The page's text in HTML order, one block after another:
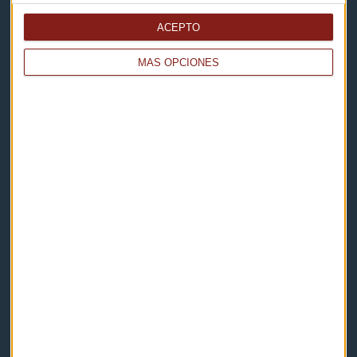
MÁS OPCIONES
ACEPTO
Contacto
Cómo escucharnos